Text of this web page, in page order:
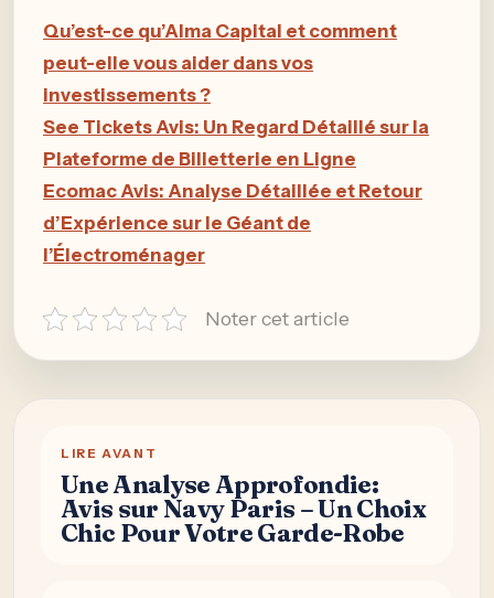
Qu’est-ce qu’Alma Capital et comment
peut-elle vous aider dans vos
investissements ?
See Tickets Avis: Un Regard Détaillé sur la
Plateforme de Billetterie en Ligne
Ecomac Avis: Analyse Détaillée et Retour
d’Expérience sur le Géant de
l’Électroménager
Noter cet article
LIRE AVANT
Une Analyse Approfondie:
Avis sur Navy Paris – Un Choix
Chic Pour Votre Garde-Robe